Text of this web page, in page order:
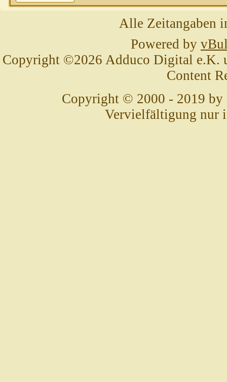
Alle Zeitangaben
Powered by
Copyright ©2026 Adduco Digital e.K.
Content
Copyright © 2000 - 2019 by
Vervielfältigung nur